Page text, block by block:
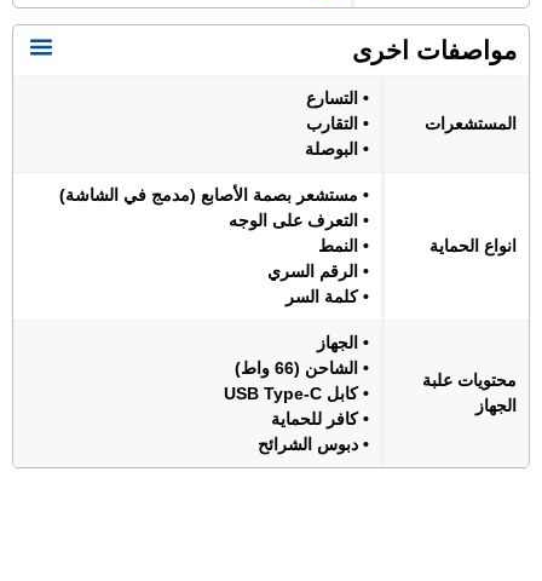
مواصفات اخرى
المستشعرات
• التسارع
• التقارب
• البوصلة
انواع الحماية
• مستشعر بصمة الأصابع (مدمج في الشاشة)
• التعرف على الوجه
• النمط
• الرقم السري
• كلمة السر
محتويات علبة
الجهاز
• الجهاز
• الشاحن (66 واط)
• كابل USB Type-C
• كافر للحماية
• دبوس الشرائح